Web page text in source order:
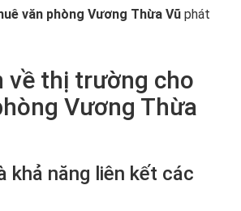
văn phòng Vương Thừa Vũ phát
về thị trường cho
Vương Thừa
khả năng liên kết các